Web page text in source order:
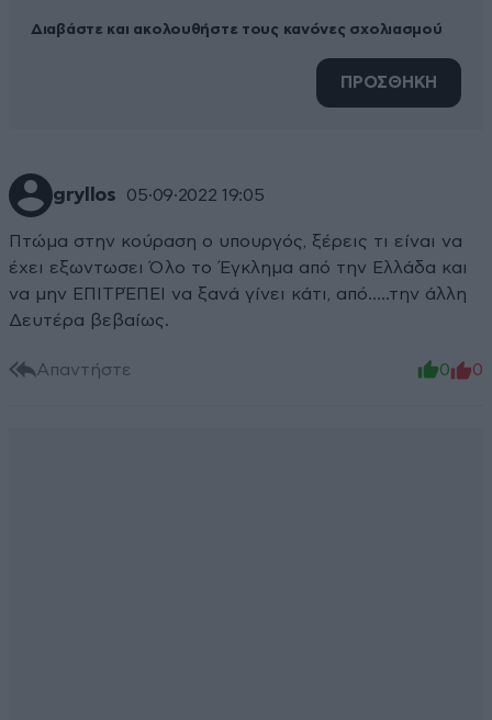
Διαβάστε και ακολουθήστε τους κανόνες σχολιασμού
ΠΡΟΣΘΗΚΗ
gryllos 05·09·2022 19:05
Πτώμα στην κούραση ο υπουργός, ξέρεις τι είναι να
έχει εξωντωσει Όλο το Έγκλημα από την Ελλάδα και
να μην ΕΠΙΤΡΈΠΕΙ να ξανά γίνει κάτι, από.....την άλλη
Δευτέρα βεβαίως.
Απαντήστε 0 0